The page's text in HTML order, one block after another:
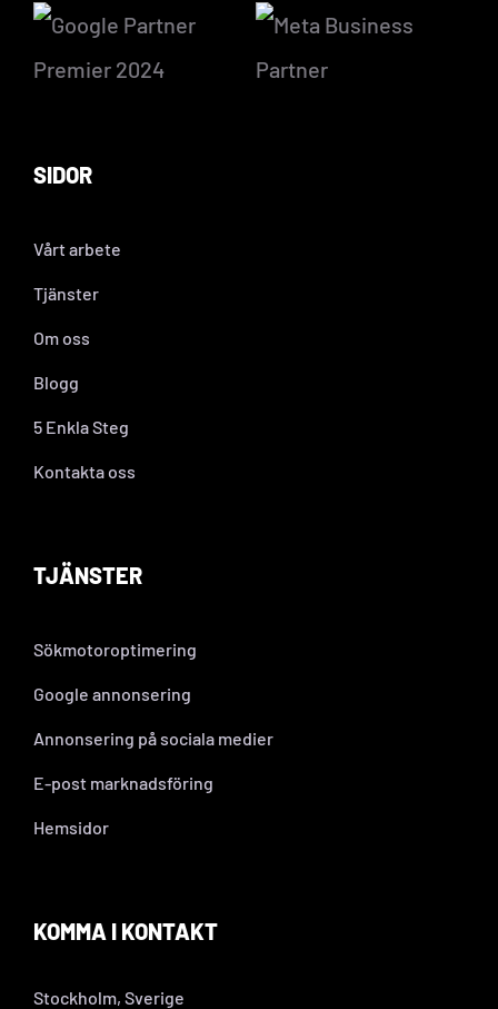
SIDOR
Vårt arbete
Tjänster
Om oss
Blogg
5 Enkla Steg
Kontakta oss
TJÄNSTER
Sökmotoroptimering
Google annonsering
Annonsering på sociala medier
E-post marknadsföring
Hemsidor
KOMMA I KONTAKT
Stockholm, Sverige